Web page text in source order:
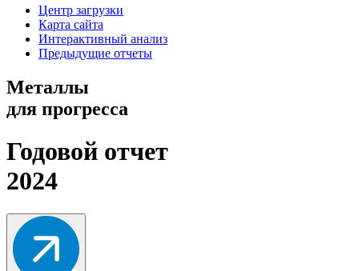
Центр загрузки
Карта сайта
Интерактивный анализ
Предыдущие отчеты
Металлы
для прогресса
Годовой отчет
2024